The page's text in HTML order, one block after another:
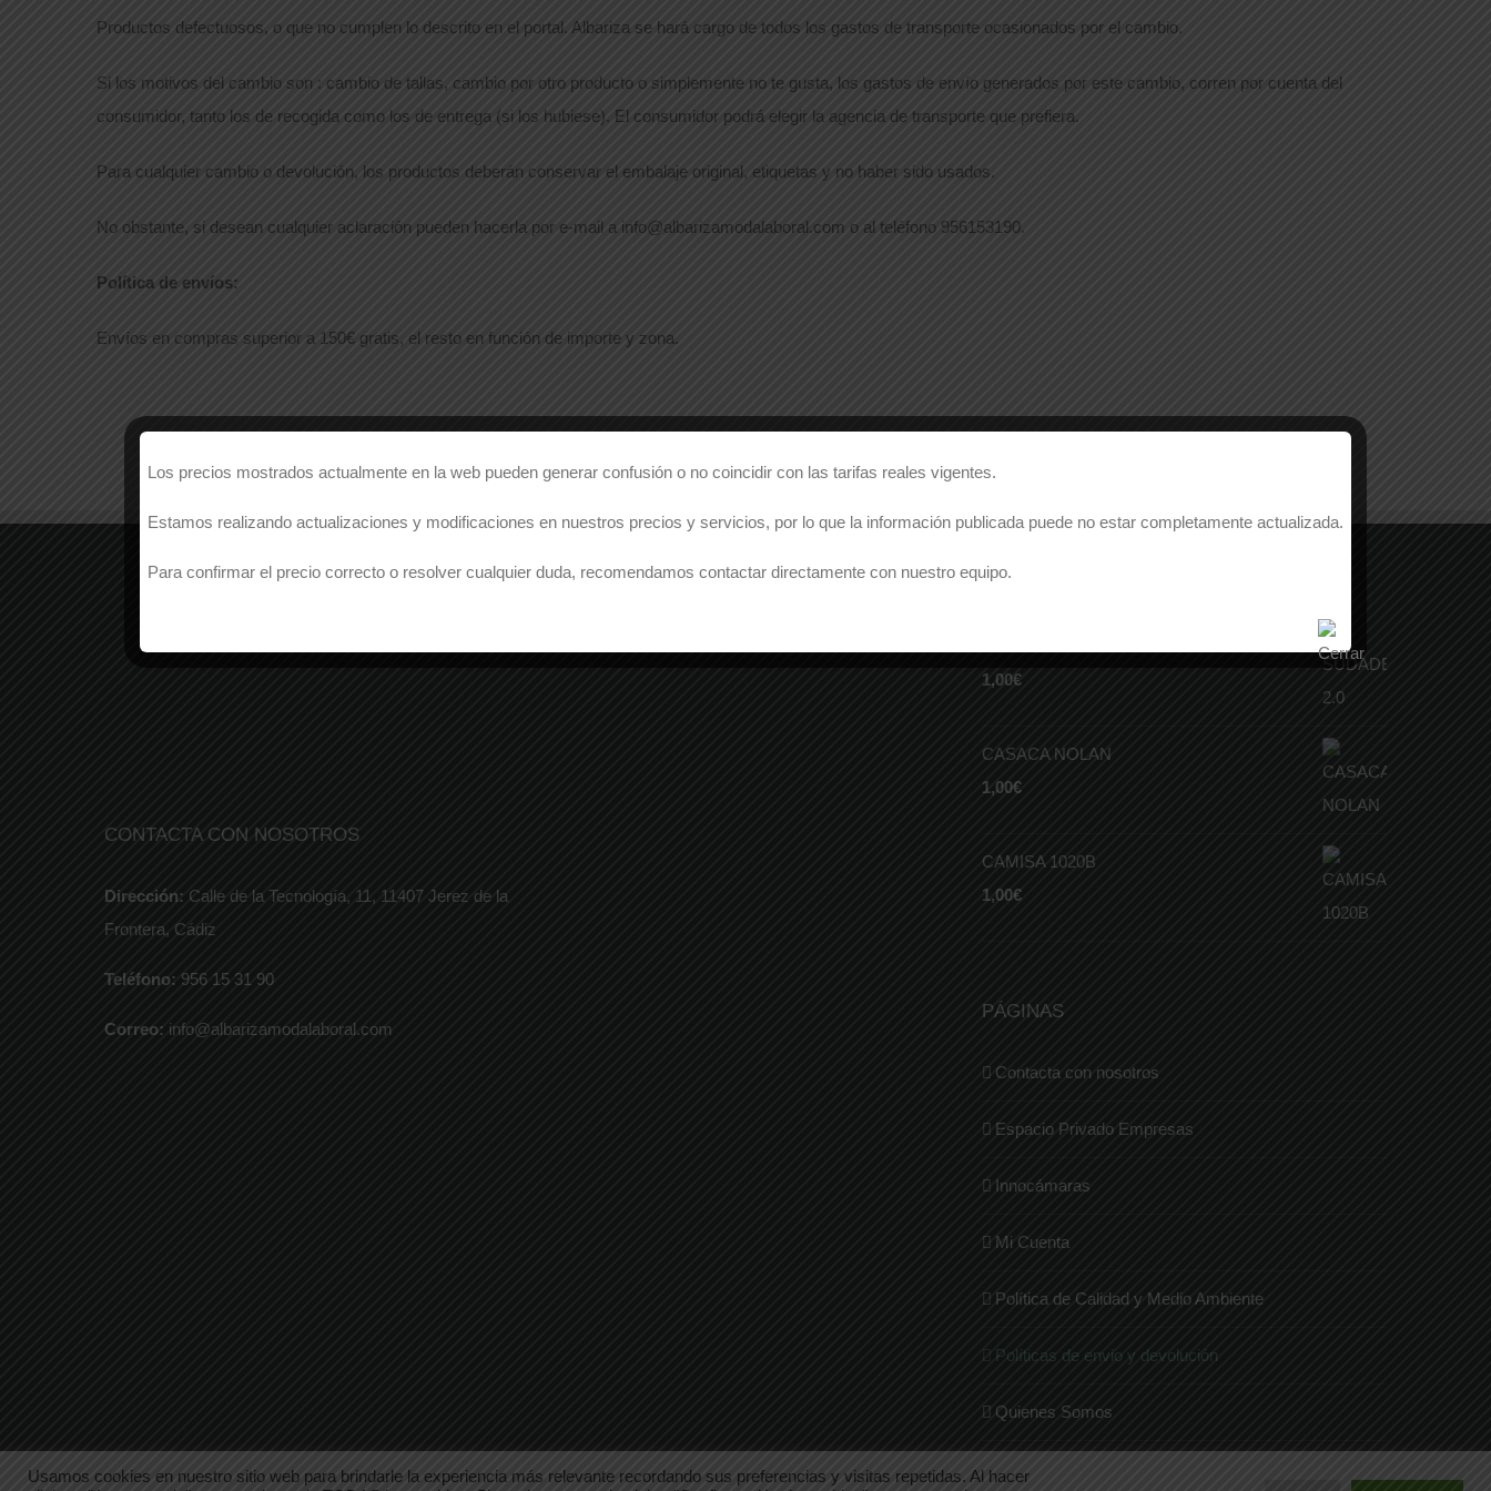
Productos defectuosos, o que no cumplen lo descrito en el portal. Albariza se hará cargo de todos los gastos de transporte ocasionados por el cambio.
Si los motivos del cambio son : cambio de tallas, cambio por otro producto o simplemente no te gusta, los gastos de envío generados por este cambio, corren por cuenta del
consumidor, tanto los de recogida como los de entrega (si los hubiese). El consumidor podrá elegir la agencia de transporte que prefiera.
Para cualquier cambio o devolución, los productos deberán conservar el embalaje original, etiquetas y no haber sido usados.
No obstante, si desean cualquier aclaración pueden hacerla por e-mail a info@albarizamodalaboral.com o al teléfono 956153190.
Política de envíos:
Envíos en compras superior a 150€ gratis, el resto en función de importe y zona.
CONTACTA CON NOSOTROS
Dirección: Calle de la Tecnología, 11, 11407 Jerez de la
Frontera, Cádiz
Teléfono: 956 15 31 90
Correo: info@albarizamodalaboral.com
PRODUCTOS MEJOR VALORADOS
1,00€
CASACA NOLAN
1,00€
CAMISA 1020B
1,00€
PÁGINAS
Contacta con nosotros
Espacio Privado Empresas
Innocámaras
Mi Cuenta
Política de Calidad y Medio Ambiente
Políticas de envio y devolución
Quienes Somos
Usamos cookies en nuestro sitio web para brindarle la experiencia más relevante recordando sus preferencias y visitas repetidas. Al hacer
Los precios mostrados actualmente en la web pueden generar confusión o no coincidir con las tarifas reales vigentes.
Estamos realizando actualizaciones y modificaciones en nuestros precios y servicios, por lo que la información publicada puede no estar completamente actualizada.
Para confirmar el precio correcto o resolver cualquier duda, recomendamos contactar directamente con nuestro equipo.